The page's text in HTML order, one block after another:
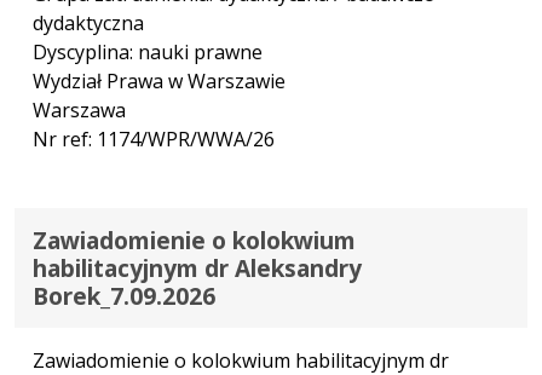
dydaktyczna
Dyscyplina: nauki prawne
Wydział Prawa w Warszawie
Warszawa
Nr ref: 1174/WPR/WWA/26
Zawiadomienie o kolokwium
habilitacyjnym dr Aleksandry
Borek_7.09.2026
Zawiadomienie o kolokwium habilitacyjnym dr